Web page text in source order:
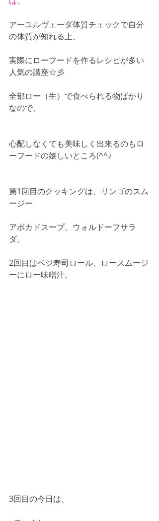
アーユルヴェーダ体質チェックで自分
の体質が知れる上、
実際にローフードを作るレシピが多い
人気の講座☆彡
全部ロー（生）で食べられる物ばかり
なので、
心配しなくても美味しく出来るのもロ
ーフードの嬉しいところ(^^♪
第1回目のクッキングは、リンゴのスム
ージー
アボカドスープ、ウォルドーフサラ
ダ。
2回目はベジ寿司ロール、ロースムージ
ーにロー味噌汁。
3回目の今日は、